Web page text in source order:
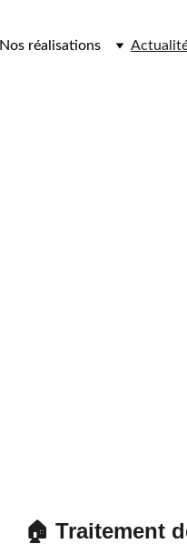
Nos réalisations
🏠 Traitement